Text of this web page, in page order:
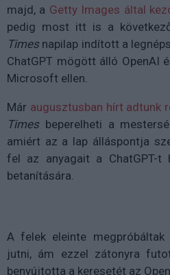
majd, a Getty Images által
pedig most itt is a
Times napilap indított a
ChatGPT mögött álló OpenAI
Microsoft ellen.
Már augusztusban hírt adtunk
Timesbeperelheti a
amiért az a lap álláspontja
fel az anyagait a ChatGPT-t
betanítására.
A felek eleinte
jutni, ám ezzel zátonyra
benyújtotta a keresetét az